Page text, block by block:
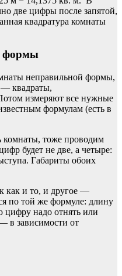
две цифры после запятой,
квадратура комнаты
формы
неправильной формы,
— квадраты,
измеряют все нужные
формулам (есть в
комнаты, тоже проводим
будет не две, а четыре:
Габариты обоих
как и то, и другое —
по той же формуле: длину
надо отнять или
в зависимости от